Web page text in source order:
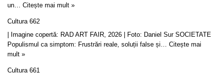
un… Citește mai mult »
Cultura 662
| Imagine copertă: RAD ART FAIR, 2026 | Foto: Daniel Sur SOCIETATE
Populismul ca simptom: Frustrări reale, soluții false și… Citește mai
mult »
Cultura 661